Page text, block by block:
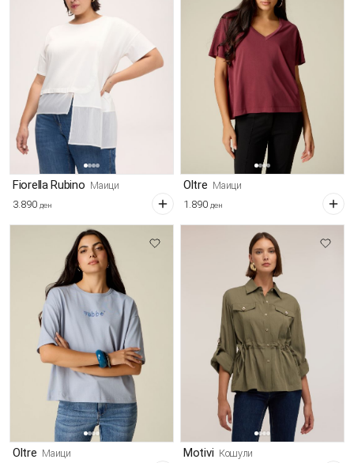
Fiorella Rubino Маици
3.890 ден
Oltre Маици
1.890 ден
Oltre Маици Motivi Кошули